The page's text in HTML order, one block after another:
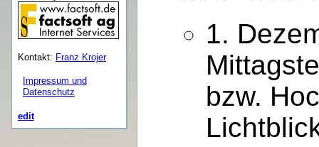
Kontakt: Franz Krojer
Impressum und
Datenschutz
edit
1.
bzw.